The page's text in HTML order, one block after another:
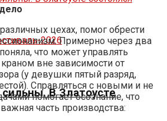
В Златоусте
цехах, помог обрести
Примерно через два
что может управлять
вне зависимости от
(у девушки пятый разряд,
Справляться с новыми и не
помогает осознание, что
часть производства: